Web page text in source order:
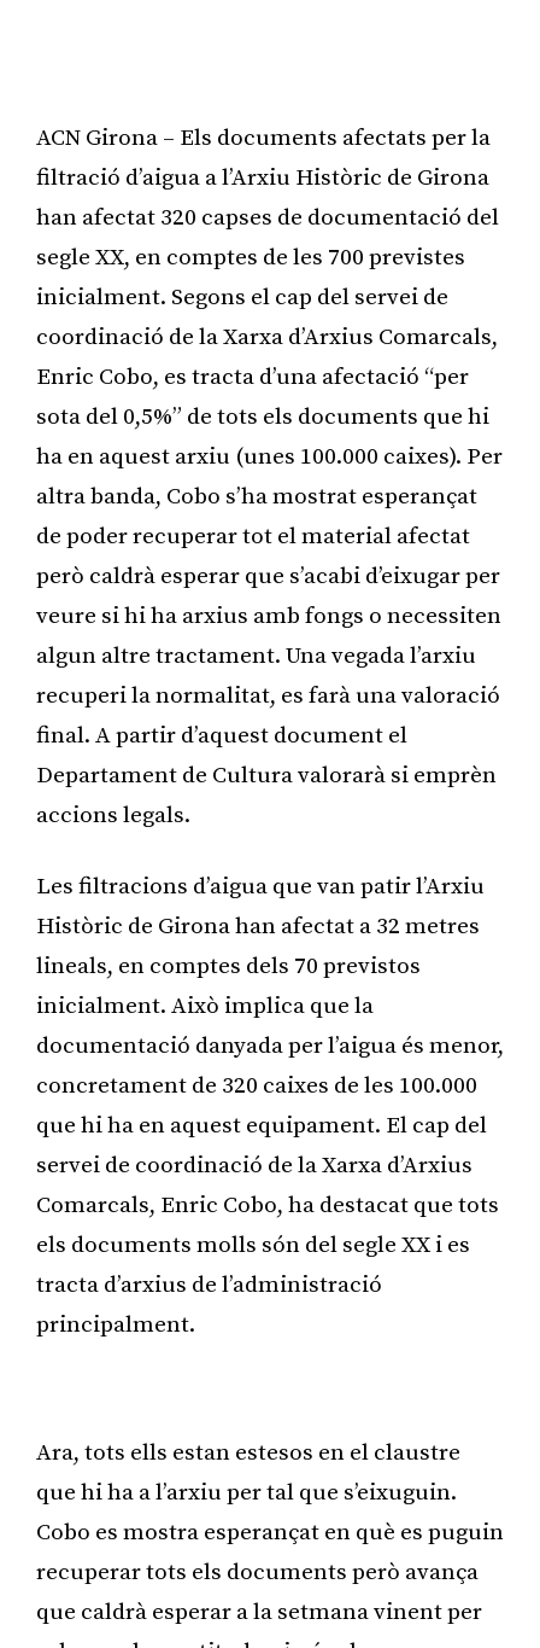
ACN Girona – Els documents afectats per la
filtració d’aigua a l’Arxiu Històric de Girona
han afectat 320 capses de documentació del
segle XX, en comptes de les 700 previstes
inicialment. Segons el cap del servei de
coordinació de la Xarxa d’Arxius Comarcals,
Enric Cobo, es tracta d’una afectació “per
sota del 0,5%” de tots els documents que hi
ha en aquest arxiu (unes 100.000 caixes). Per
altra banda, Cobo s’ha mostrat esperançat
de poder recuperar tot el material afectat
però caldrà esperar que s’acabi d’eixugar per
veure si hi ha arxius amb fongs o necessiten
algun altre tractament. Una vegada l’arxiu
recuperi la normalitat, es farà una valoració
final. A partir d’aquest document el
Departament de Cultura valorarà si emprèn
accions legals.
Les filtracions d’aigua que van patir l’Arxiu
Històric de Girona han afectat a 32 metres
lineals, en comptes dels 70 previstos
inicialment. Això implica que la
documentació danyada per l’aigua és menor,
concretament de 320 caixes de les 100.000
que hi ha en aquest equipament. El cap del
servei de coordinació de la Xarxa d’Arxius
Comarcals, Enric Cobo, ha destacat que tots
els documents molls són del segle XX i es
tracta d’arxius de l’administració
principalment.
Ara, tots ells estan estesos en el claustre
que hi ha a l’arxiu per tal que s’eixuguin.
Cobo es mostra esperançat en què es puguin
recuperar tots els documents però avança
que caldrà esperar a la setmana vinent per